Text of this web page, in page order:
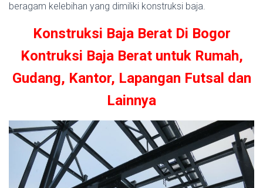
beragam kelebihan yang dimiliki konstruksi baja.
Konstruksi Baja Berat Di Bogor
Kontruksi Baja Berat untuk Rumah,
Gudang, Kantor, Lapangan Futsal dan
Lainnya